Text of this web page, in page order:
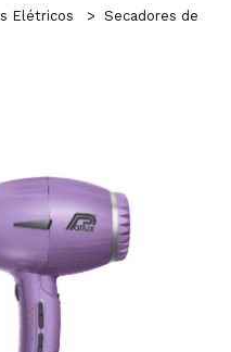
Elétricos
> Secadores de